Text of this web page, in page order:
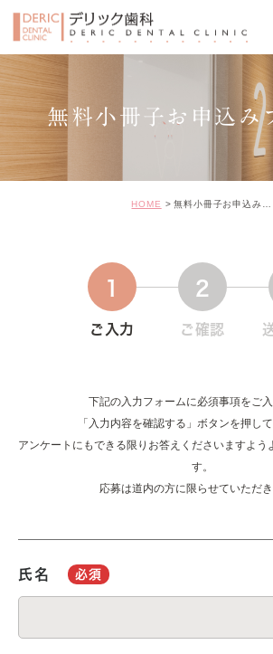
無料小冊子お申込み
HOME 無料小冊子お申込みフォーム
1
ご入力
2
ご確認
下記の入力フォームに必須事項をご入
「入力内容を確認する」ボタンを押して
アンケートにもできる限りお答えくださいますよう
す。
応募は道内の方に限らせていただき
氏名 必須